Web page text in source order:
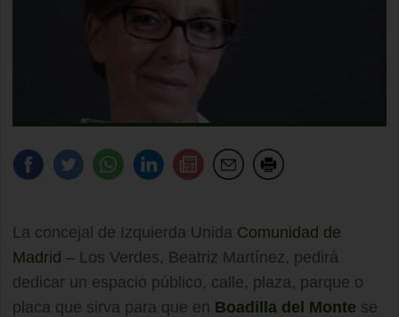
La concejal de Izquierda Unida Comunidad de
Madrid – Los Verdes, Beatriz Martínez, pedirá
dedicar un espacio público, calle, plaza, parque o
placa que sirva para que en Boadilla del Monte se